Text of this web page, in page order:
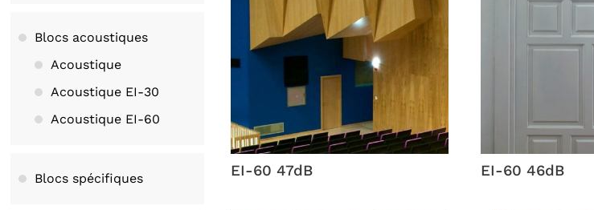
Blocs acoustiques
Acoustique
Acoustique EI-30
Acoustique EI-60
Blocs spécifiques EI-60 47dB EI-60 46dB